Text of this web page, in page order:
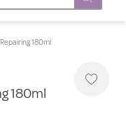
180ml
180ml